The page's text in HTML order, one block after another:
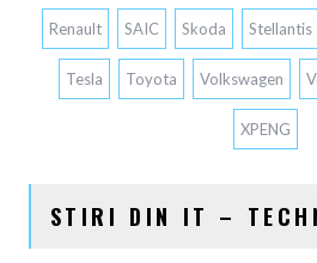
Renault SAIC Skoda Stellantis
Tesla Toyota Volkswagen
XPENG
STIRI DIN IT –